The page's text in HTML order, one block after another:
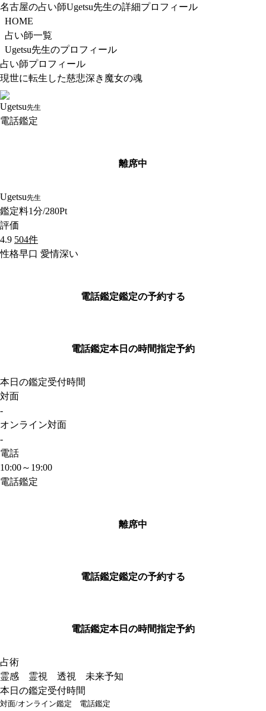
名古屋の占い師Ugetsu先生の詳細プロフィール
HOME
占い師一覧
Ugetsu先生のプロフィール
占い師プロフィール
現世に転生した慈悲深き魔女の魂
Ugetsu先生
電話鑑定
離席中
Ugetsu先生
鑑定料1分/280Pt
評価
4.9 504件
性格早口 愛情深い
電話鑑定鑑定の予約する
電話鑑定本日の時間指定予約
本日の鑑定受付時間
対面
-
オンライン対面
-
電話
10:00～19:00
電話鑑定
離席中
電話鑑定鑑定の予約する
電話鑑定本日の時間指定予約
占術
霊感 霊視 透視 未来予知
本日の鑑定受付時間
対面/オンライン鑑定 電話鑑定